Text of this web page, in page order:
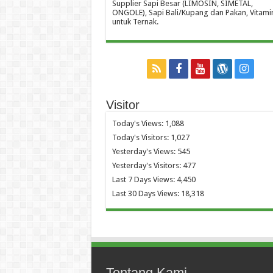
Supplier Sapi Besar (LIMOSIN, SIMETAL,
ONGOLE), Sapi Bali/Kupang dan Pakan,
untuk Ternak.
Visitor
Today's Views: 1,088
Today's Visitors: 1,027
Yesterday's Views: 545
Yesterday's Visitors: 477
Last 7 Days Views: 4,450
Last 30 Days Views: 18,318